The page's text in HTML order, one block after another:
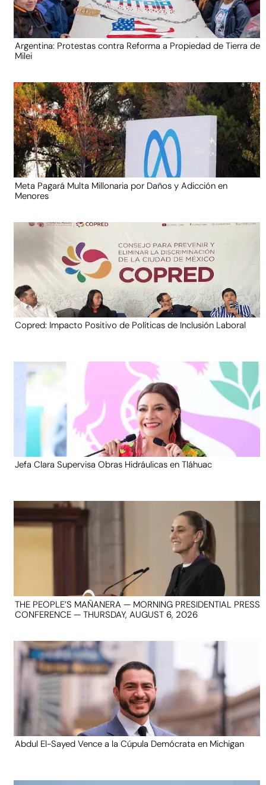
Argentina: Protestas contra Reforma a Propiedad de Tierra de
Milei
Meta Pagará Multa Millonaria por Daños y Adicción en
Menores
Copred: Impacto Positivo de Políticas de Inclusión Laboral
Jefa Clara Supervisa Obras Hidráulicas en Tláhuac
THE PEOPLE’S MAÑANERA — MORNING PRESIDENTIAL PRESS
CONFERENCE — THURSDAY, AUGUST 6, 2026
Abdul El-Sayed Vence a la Cúpula Demócrata en Michigan